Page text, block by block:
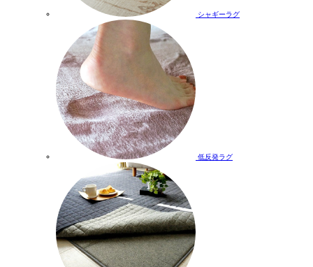
シャギーラグ
低反発ラグ